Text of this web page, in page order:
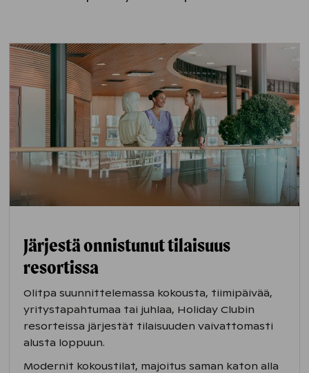
Järjestä onnistunut tilaisuus
resortissa
Olitpa suunnittelemassa kokousta, tiimipäivää,
yritystapahtumaa tai juhlaa, Holiday Clubin
resorteissa järjestät tilaisuuden vaivattomasti
alusta loppuun.
Modernit kokoustilat, majoitus saman katon alla